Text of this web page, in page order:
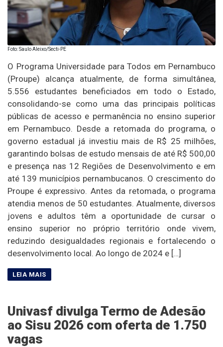
Foto: Saulo Aleixo/Secti-PE
O Programa Universidade para Todos em Pernambuco
(Proupe) alcança atualmente, de forma simultânea,
5.556 estudantes beneficiados em todo o Estado,
consolidando-se como uma das principais políticas
públicas de acesso e permanência no ensino superior
em Pernambuco. Desde a retomada do programa, o
governo estadual já investiu mais de R$ 25 milhões,
garantindo bolsas de estudo mensais de até R$ 500,00
e presença nas 12 Regiões de Desenvolvimento e em
até 139 municípios pernambucanos. O crescimento do
Proupe é expressivo. Antes da retomada, o programa
atendia menos de 50 estudantes. Atualmente, diversos
jovens e adultos têm a oportunidade de cursar o
ensino superior no próprio território onde vivem,
reduzindo desigualdades regionais e fortalecendo o
desenvolvimento local. Ao longo de 2024 e […]
Univasf divulga Termo de Adesão
ao Sisu 2026 com oferta de 1.750
vagas